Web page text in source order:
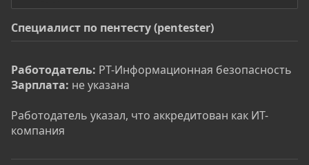
Специалист по пентесту (pentester)
Работодатель: РТ-Информационная безопасность
Зарплата: не указана
Работодатель указал, что аккредитован как ИТ-
компания